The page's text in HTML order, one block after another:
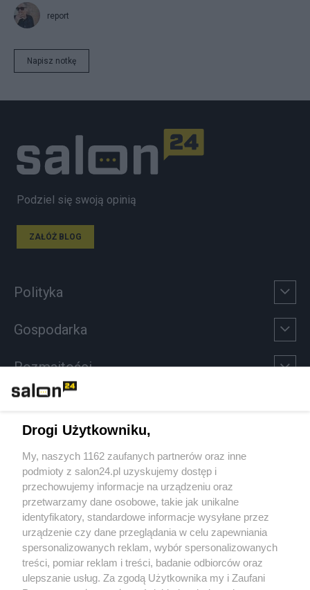
report
Napisz notkę
Podziel się swoją opinią
ZAŁÓŻ BLOG
Polityka
Gospodarka
Rozmaitości
Sport
Społeczeństwo
Kultura
X Facebook Instagram Youtube
Drogi Użytkowniku,
My, naszych 1162 zaufanych partnerów oraz inne
podmioty z salon24.pl uzyskujemy dostęp i
przechowujemy informacje na urządzeniu oraz
przetwarzamy dane osobowe, takie jak unikalne
identyfikatory, standardowe informacje wysyłane przez
urządzenie czy dane przeglądania w celu zapewniania
spersonalizowanych reklam, wybór spersonalizowanych
treści, pomiar reklam i treści, badanie odbiorców oraz
ulepszanie usług. Za zgodą Użytkownika my i Zaufani